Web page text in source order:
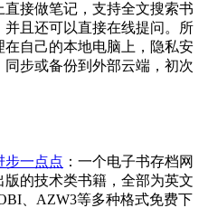
接做笔记，支持全文搜索书
且还可以直接在线提问。所
自己的本地电脑上，隐私安
步或备份到外部云端，初次
步一点点 ：一个电子书存档网
的技术类书籍，全部为英文
、AZW3等多种格式免费下